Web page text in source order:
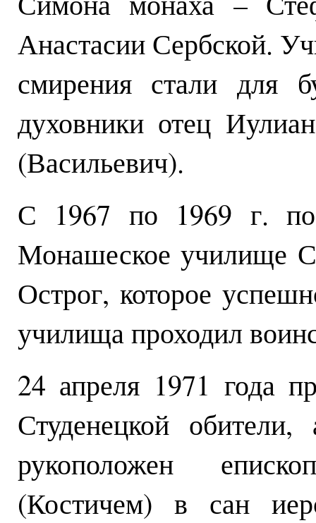
Анастасии Сербской.
смирения стали для
духовники отец
(Васильевич).
С 1967 по 1969 г.
Монашеское училище
Острог, которое
училища проходил
24 апреля 1971 года
Студенецкой
рукоположен
(Костичем) в сан